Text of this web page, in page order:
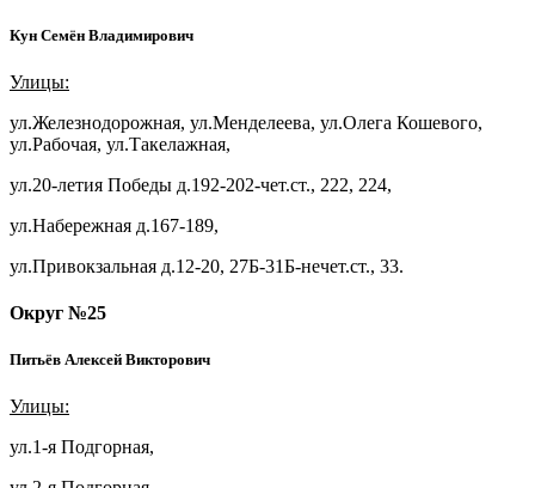
Кун Семён Владимирович
Улицы:
ул.Железнодорожная, ул.Менделеева, ул.Олега Кошевого,
ул.Рабочая, ул.Такелажная,
ул.20-летия Победы д.192-202-чет.ст., 222, 224,
ул.Набережная д.167-189,
ул.Привокзальная д.12-20, 27Б-31Б-нечет.ст., 33.
Округ №25
Питьёв Алексей Викторович
Улицы:
ул.1-я Подгорная,